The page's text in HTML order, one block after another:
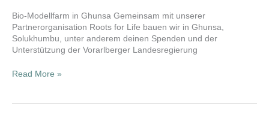
Bio-Modellfarm in Ghunsa Gemeinsam mit unserer
Partnerorganisation Roots for Life bauen wir in Ghunsa,
Solukhumbu, unter anderem deinen Spenden und der
Unterstützung der Vorarlberger Landesregierung
Palungtar
Read More »